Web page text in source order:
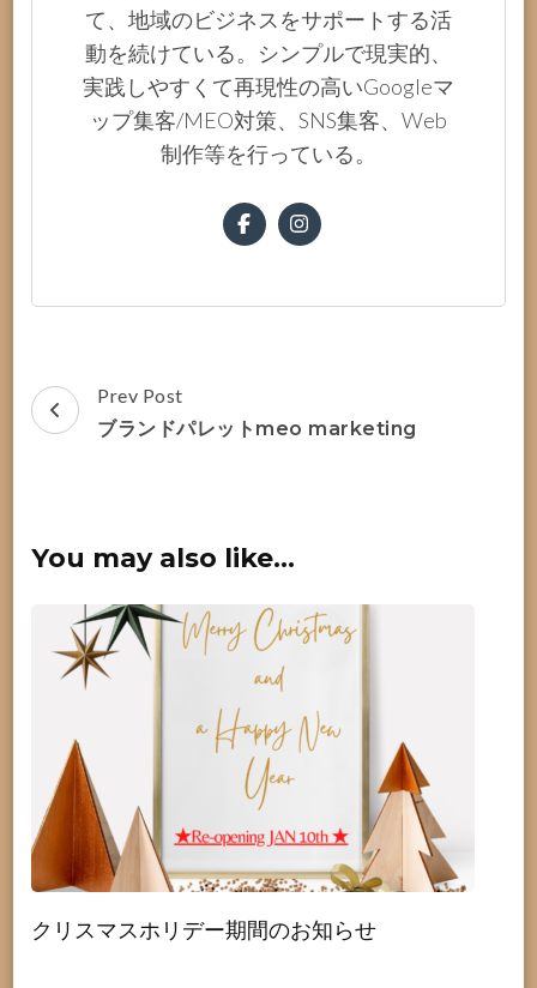
て、地域のビジネスをサポートする活
動を続けている。シンプルで現実的、
実践しやすくて再現性の高いGoogleマ
ップ集客/MEO対策、SNS集客、Web
制作等を行っている。
Post
Navigation
Prev Post
ブランドパレットmeo marketing
You may also like...
クリスマスホリデー期間のお知らせ